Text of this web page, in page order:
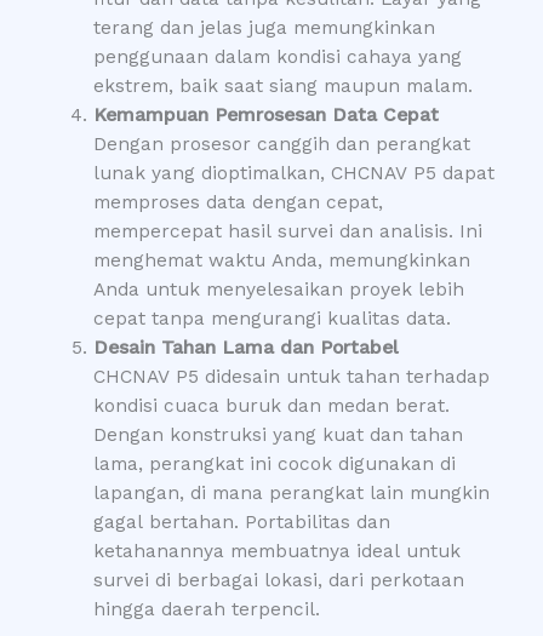
terang dan jelas juga memungkinkan
penggunaan dalam kondisi cahaya yang
ekstrem, baik saat siang maupun malam.
Kemampuan Pemrosesan Data Cepat
Dengan prosesor canggih dan perangkat
lunak yang dioptimalkan, CHCNAV P5 dapat
memproses data dengan cepat,
mempercepat hasil survei dan analisis. Ini
menghemat waktu Anda, memungkinkan
Anda untuk menyelesaikan proyek lebih
cepat tanpa mengurangi kualitas data.
Desain Tahan Lama dan Portabel
CHCNAV P5 didesain untuk tahan terhadap
kondisi cuaca buruk dan medan berat.
Dengan konstruksi yang kuat dan tahan
lama, perangkat ini cocok digunakan di
lapangan, di mana perangkat lain mungkin
gagal bertahan. Portabilitas dan
ketahanannya membuatnya ideal untuk
survei di berbagai lokasi, dari perkotaan
hingga daerah terpencil.